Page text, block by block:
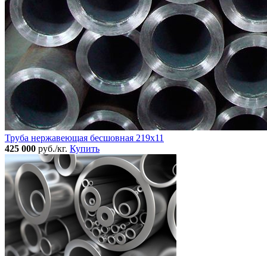
Труба нержавеющая бесшовная 219x11
425 000 руб./кг. Купить